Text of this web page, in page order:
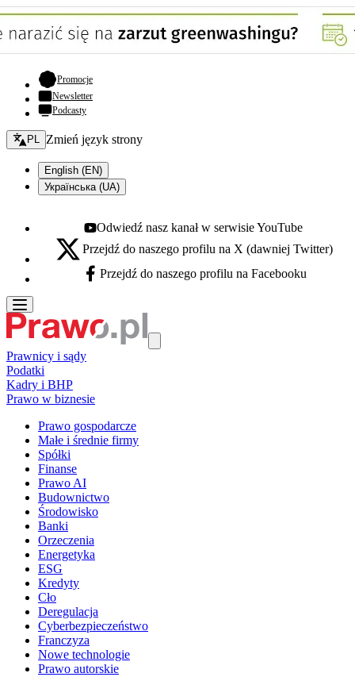
Promocje- otwiera się w nowej karcie
Newsletter
Podcasty
Zmień język - bieżący:
PL Zmień język strony
English (EN)
Українська (UA)
Youtube - otwiera się w nowej karcie
Odwiedź nasz kanał w serwisie YouTube
X - otwiera się w nowej karcie
Przejdź do naszego profilu na X (dawniej Twitter)
Facebook - otwiera się w nowej karcie
Przejdź do naszego profilu na Facebooku
Prawnicy i sądy
Podatki
Kadry i BHP
Prawo w biznesie
Prawo gospodarcze
Małe i średnie firmy
Spółki
Finanse
Prawo AI
Budownictwo
Środowisko
Banki
Orzeczenia
Energetyka
ESG
Kredyty
Cło
Deregulacja
Cyberbezpieczeństwo
Franczyza
Nowe technologie
Prawo autorskie